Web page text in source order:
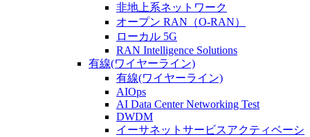
非地上系ネットワーク
オープン RAN（O-RAN）
ローカル 5G
RAN Intelligence Solutions
有線(ワイヤーライン)
有線(ワイヤーライン)
AIOps
AI Data Center Networking Test
DWDM
イーサネットサービスアクティベーシ